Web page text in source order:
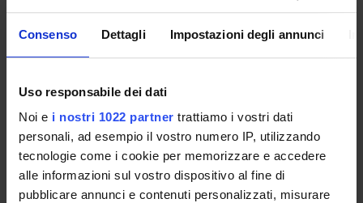
Consenso Dettagli Impostazioni degli annunci
Uso responsabile dei dati
Noi e i nostri 1022 partner trattiamo i vostri dati
personali, ad esempio il vostro numero IP, utilizzando
tecnologie come i cookie per memorizzare e accedere
alle informazioni sul vostro dispositivo al fine di
pubblicare annunci e contenuti personalizzati, misurare
Academic Calendar
Didactic plan and student's guide
Exam calendar
Governing bodies
Notices